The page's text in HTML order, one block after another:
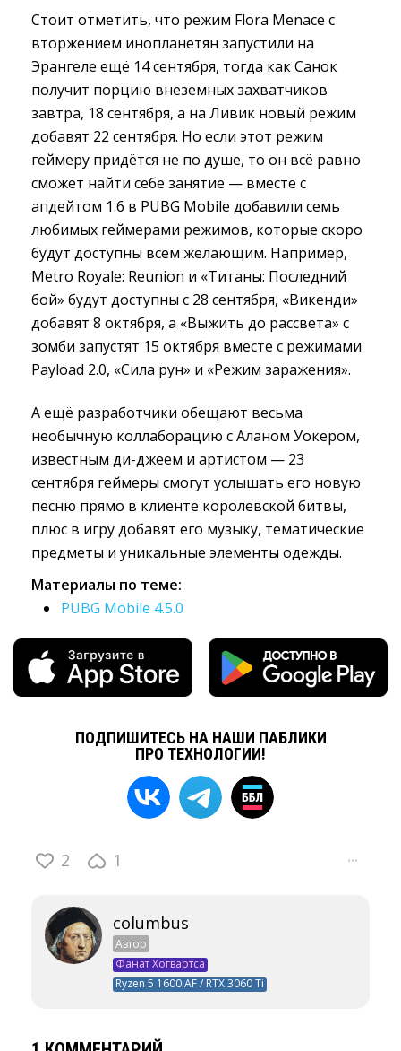
Стоит отметить, что режим Flora Menace с
вторжением инопланетян запустили на
Эрангеле ещё 14 сентября, тогда как Санок
получит порцию внеземных захватчиков
завтра, 18 сентября, а на Ливик новый режим
добавят 22 сентября. Но если этот режим
геймеру придётся не по душе, то он всё равно
сможет найти себе занятие — вместе с
апдейтом 1.6 в PUBG Mobile добавили семь
любимых геймерами режимов, которые скоро
будут доступны всем желающим. Например,
Metro Royale: Reunion и «Титаны: Последний
бой» будут доступны с 28 сентября, «Викенди»
добавят 8 октября, а «Выжить до рассвета» с
зомби запустят 15 октября вместе с режимами
Payload 2.0, «Сила рун» и «Режим заражения».
А ещё разработчики обещают весьма
необычную коллаборацию с Аланом Уокером,
известным ди-джеем и артистом — 23
сентября геймеры смогут услышать его новую
песню прямо в клиенте королевской битвы,
плюс в игру добавят его музыку, тематические
предметы и уникальные элементы одежды.
Материалы по теме:
PUBG Mobile 4.5.0
ПОДПИШИТЕСЬ НА НАШИ ПАБЛИКИ
ПРО ТЕХНОЛОГИИ!
2 1 ···
columbus
Автор
Фанат Хогвартса
Ryzen 5 1600 AF / RTX 3060 Ti